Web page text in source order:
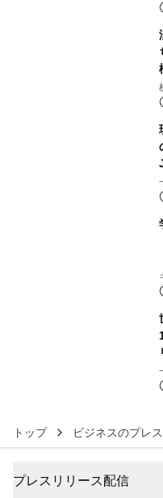
トップ ビジネスのプレ
プレスリリース配信